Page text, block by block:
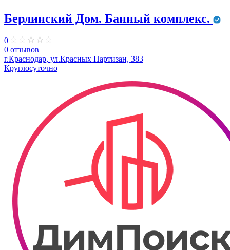
Берлинский Дом. Банный комплекс.
0
0 отзывов
г.Краснодар, ул.Красных Партизан, 383
Круглосуточно